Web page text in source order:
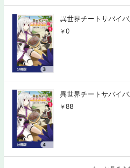
異世界チートサバイ
0
異世界チートサバイ
88